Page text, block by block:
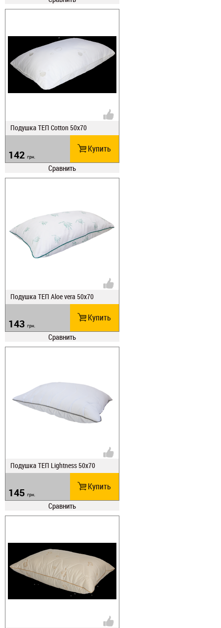
Подушка ТЕП Cotton 50х70
142 грн.
Купить
Сравнить
Подушка ТЕП Aloe vera 50х70
143 грн.
Купить
Сравнить
Подушка ТЕП Lightness 50х70
145 грн.
Купить
Сравнить